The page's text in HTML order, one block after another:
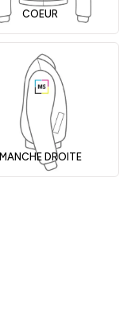
COEUR
MANCHE DROITE